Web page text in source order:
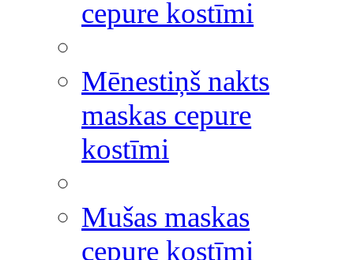
cepure kostīmi
Mēnestiņš nakts
maskas cepure
kostīmi
Mušas maskas
cepure kostīmi